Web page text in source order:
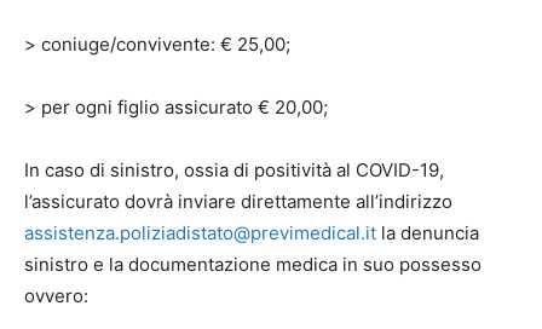
> coniuge/convivente: € 25,00;
> per ogni figlio assicurato € 20,00;
In caso di sinistro, ossia di positività al COVID-19,
l’assicurato dovrà inviare direttamente all’indirizzo
assistenza.poliziadistato@previmedical.it la denuncia
sinistro e la documentazione medica in suo possesso
ovvero: